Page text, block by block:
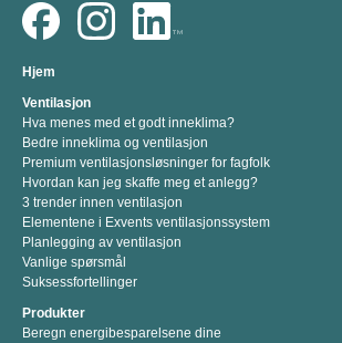
Hjem
Ventilasjon
Hva menes med et godt inneklima?
Bedre inneklima og ventilasjon
Premium ventilasjonsløsninger for fagfolk
Hvordan kan jeg skaffe meg et anlegg?
3 trender innen ventilasjon
Elementene i Exvents ventilasjonssystem
Planlegging av ventilasjon
Vanlige spørsmål
Suksessfortellinger
Produkter
Beregn energibesparelsene dine